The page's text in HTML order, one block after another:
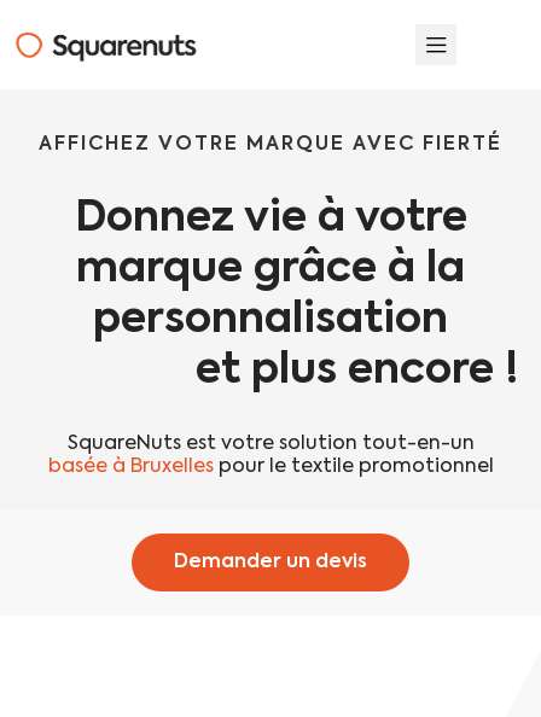
AFFICHEZ VOTRE MARQUE AVEC FIERTÉ
Donnez vie à votre
marque grâce à la
personnalisation
et plus encore !
SquareNuts est votre solution tout-en-un
basée à Bruxelles pour le textile promotionnel
Demander un devis